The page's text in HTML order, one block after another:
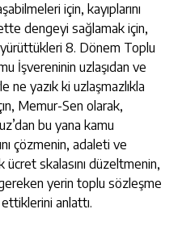
için, kayıplarını
dengeyi sağlamak için,
8. Dönem Toplu
İşvereninin uzlaşıdan ve
ne yazık ki uzlaşmazlıkla
Memur-Sen olarak,
bu yana kamu
çözmenin, adaleti ve
ücret skalasını düzeltmenin,
gereken yerin toplu sözleşme
anlattı.